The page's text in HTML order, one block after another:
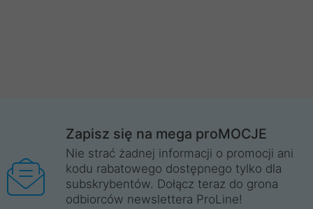
Zapisz się na mega proMOCJE
Nie strać żadnej informacji o promocji ani
kodu rabatowego dostępnego tylko dla
subskrybentów. Dołącz teraz do grona
odbiorców newslettera ProLine!